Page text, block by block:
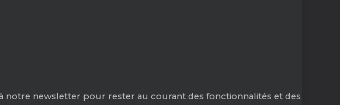
notre newsletter pour rester au courant des fonctionnalités et des